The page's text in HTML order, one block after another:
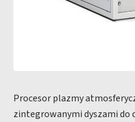
Procesor plazmy
zintegrowanymi dyszami do